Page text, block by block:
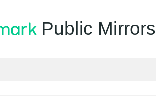
Public Mirrors